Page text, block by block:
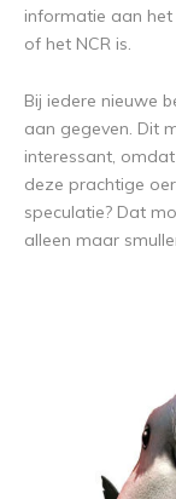
informatie aan
of het NCR is.
Bij iedere nieuwe
aan gegeven. Dit
interessant,
deze prachtige
speculatie? Dat
alleen maar